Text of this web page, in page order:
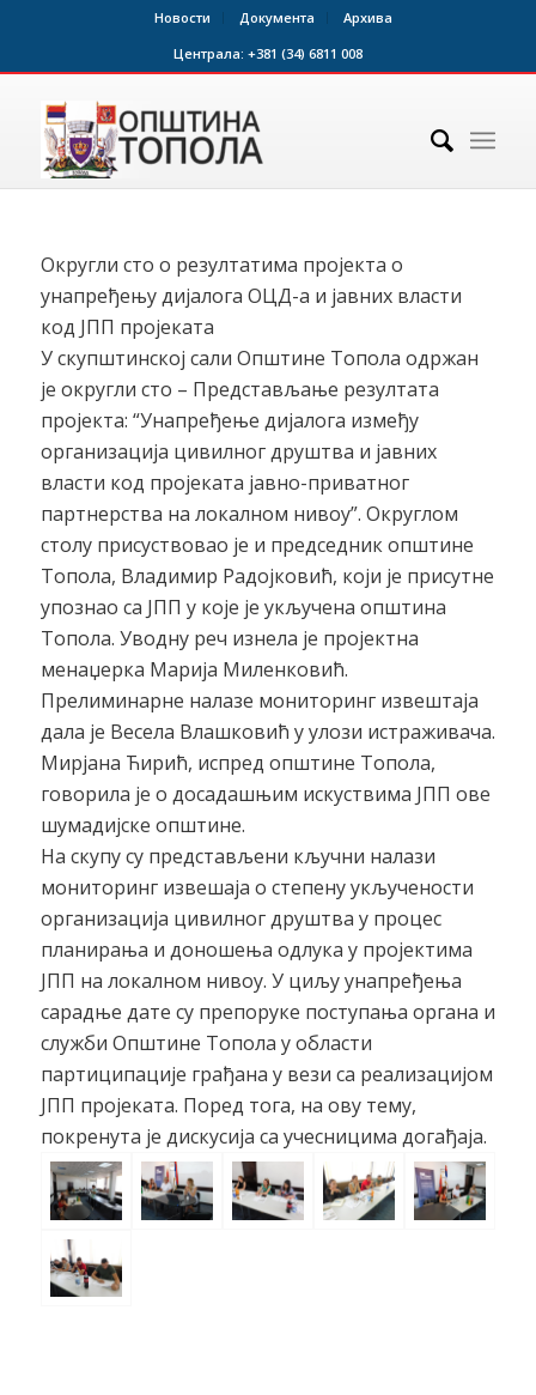
Новости Документа
Архива
Централа: +381 (34) 6811 008
Округли сто о резултатима пројекта о
унапређењу дијалога ОЦД-а и јавних власти
код ЈПП пројеката
У скупштинској сали Општине Топола одржан
је округли сто – Представљање резултата
пројекта: “Унапређење дијалога између
организација цивилног друштва и јавних
власти код пројеката јавно-приватног
партнерства на локалном нивоу”. Округлом
столу присуствовао је и председник општине
Топола, Владимир Радојковић, који је присутне
упознао са ЈПП у које је укључена општина
Топола. Уводну реч изнела је пројектна
менаџерка Марија Миленковић.
Прелиминарне налазе мониторинг извештаја
дала је Весела Влашковић у улози истраживача.
Мирјана Ћирић, испред општине Топола,
говорила је о досадашњим искуствима ЈПП ове
шумадијске општине.
На скупу су представљени кључни налази
мониторинг извешаја о степену укључености
организација цивилног друштва у процес
планирања и доношења одлука у пројектима
ЈПП на локалном нивоу. У циљу унапређења
сарадње дате су препоруке поступања органа и
служби Општине Топола у области
партиципације грађана у вези са реализацијом
ЈПП пројеката. Поред тога, на ову тему,
покренута је дискусија са учесницима догађаја.